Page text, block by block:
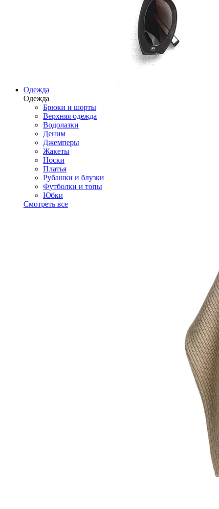
Одежда
Одежда
Брюки и шорты
Верхняя одежда
Водолазки
Деним
Джемперы
Жакеты
Носки
Платья
Рубашки и блузки
Футболки и топы
Юбки
Смотреть все